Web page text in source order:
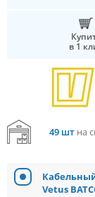
в 1
49 штна
Vetus